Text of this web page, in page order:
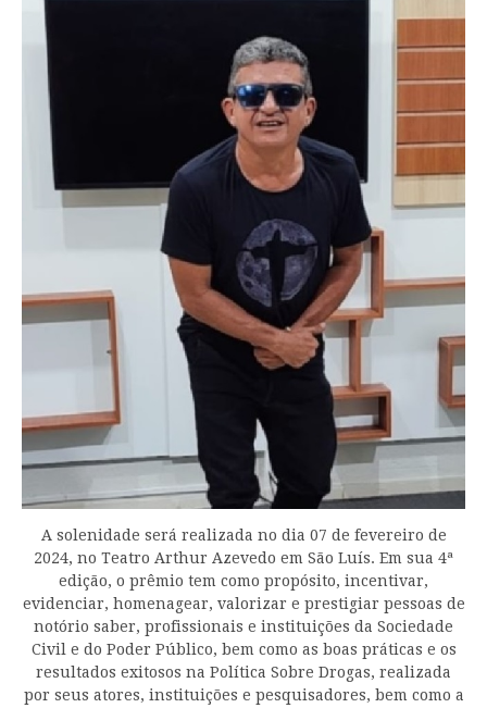
A solenidade será realizada no dia 07 de fevereiro de
2024, no Teatro Arthur Azevedo em São Luís. Em sua 4ª
edição, o prêmio tem como propósito, incentivar,
evidenciar, homenagear, valorizar e prestigiar pessoas de
notório saber, profissionais e instituições da Sociedade
Civil e do Poder Público, bem como as boas práticas e os
resultados exitosos na Política Sobre Drogas, realizada
por seus atores, instituições e pesquisadores, bem como a